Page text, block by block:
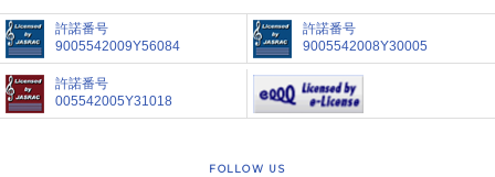
許諾番号
9005542009Y56084
許諾番号
9005542008Y30005
許諾番号
005542005Y31018
FOLLOW US